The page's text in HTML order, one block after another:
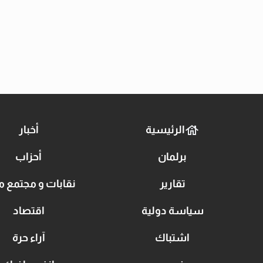
الرئيسية أخبار
برلمان أحزاب
تقارير نقابات و مجتمع
سياسة دولية اقتصاد
اشتباك آراء حرة